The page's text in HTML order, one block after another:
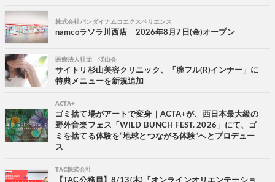
株式会社バンダイナムコエクスペリエンス
namcoラソラ川西店 2026年8月7日(金)オープン
医療法人社団 渓山会
サイトリ杉山美容クリニック、「膣フル(R)インナー」に
特典メニューを新規追加
ACTA+
ゴミ捨て場がアートで変身｜ACTA+が、西日本最大級の
野外音楽フェス「WILD BUNCH FEST. 2026」にて、ゴ
ミを捨てる体験を“地球とつながる体験”へとプロデュー
ス
TAC株式会社
【TAC公務員】8/13(木)「オンラインオリエンテーショ